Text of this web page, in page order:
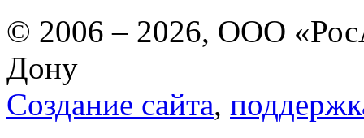
© 2006 – 2026, ООО
Дону
Создание сайта,